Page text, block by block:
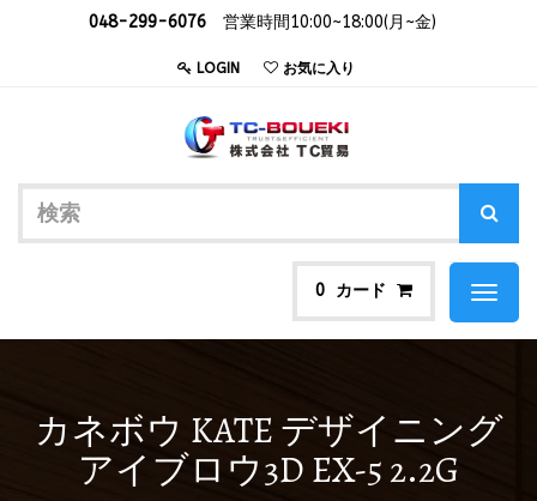
048-299-6076 営業時間10:00~18:00(月~金)
LOGIN お気に入り
0 カード
Toggle
カネボウ KATE デザイニング
アイブロウ3D EX-5 2.2G